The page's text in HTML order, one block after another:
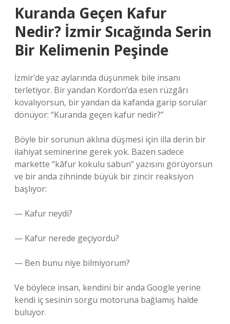
Kuranda Geçen Kafur
Nedir? İzmir Sıcağında Serin
Bir Kelimenin Peşinde
İzmir’de yaz aylarında düşünmek bile insanı
terletiyor. Bir yandan Kordon’da esen rüzgârı
kovalıyorsun, bir yandan da kafanda garip sorular
dönüyor: “Kuranda geçen kafur nedir?”
Böyle bir sorunun aklına düşmesi için illa derin bir
ilahiyat seminerine gerek yok. Bazen sadece
markette “kâfur kokulu sabun” yazısını görüyorsun
ve bir anda zihninde büyük bir zincir reaksiyon
başlıyor:
— Kafur neydi?
— Kafur nerede geçiyordu?
— Ben bunu niye bilmiyorum?
Ve böylece insan, kendini bir anda Google yerine
kendi iç sesinin sorgu motoruna bağlamış halde
buluyor.